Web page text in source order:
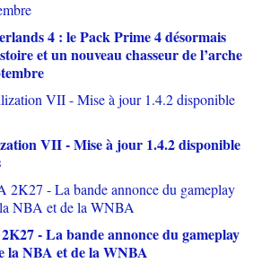
4 : le Pack Prime 4 désormais
et un nouveau chasseur de l’arche
VII - Mise à jour 1.4.2 disponible
- La bande annonce du gameplay
la NBA et de la WNBA